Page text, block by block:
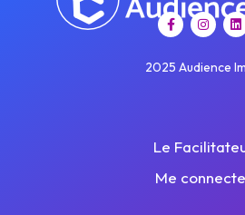
2025 Audience
Le
Me